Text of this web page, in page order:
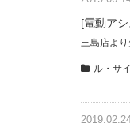
[電動ア
三島店よ
ル・サ